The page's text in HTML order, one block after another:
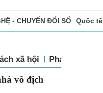
- CHUYỂN ĐỔI SỐ Quốc tế
xã hội Pháp luật
nhà